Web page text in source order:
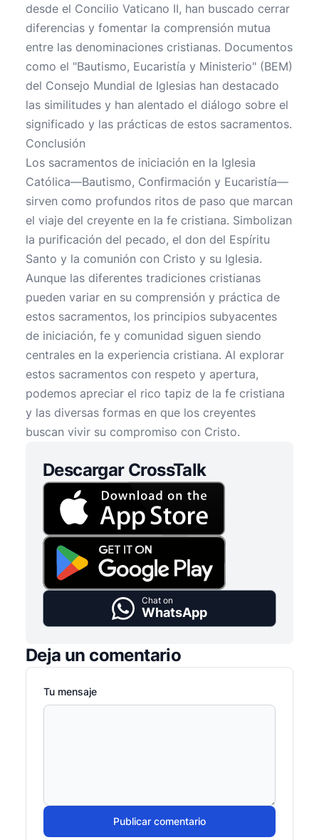
desde el Concilio Vaticano II, han buscado cerrar
diferencias y fomentar la comprensión mutua
entre las denominaciones cristianas. Documentos
como el "Bautismo, Eucaristía y Ministerio" (BEM)
del Consejo Mundial de Iglesias han destacado
las similitudes y han alentado el diálogo sobre el
significado y las prácticas de estos sacramentos.
Conclusión
Los sacramentos de iniciación en la Iglesia
Católica—Bautismo, Confirmación y Eucaristía—
sirven como profundos ritos de paso que marcan
el viaje del creyente en la fe cristiana. Simbolizan
la purificación del pecado, el don del Espíritu
Santo y la comunión con Cristo y su Iglesia.
Aunque las diferentes tradiciones cristianas
pueden variar en su comprensión y práctica de
estos sacramentos, los principios subyacentes
de iniciación, fe y comunidad siguen siendo
centrales en la experiencia cristiana. Al explorar
estos sacramentos con respeto y apertura,
podemos apreciar el rico tapiz de la fe cristiana
y las diversas formas en que los creyentes
buscan vivir su compromiso con Cristo.
Descargar CrossTalk
Chat on
WhatsApp
Deja un comentario
Tu mensaje
Publicar comentario